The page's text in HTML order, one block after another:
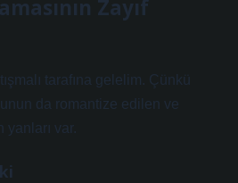
Zayıf
tarafına gelelim. Çünkü
da romantize edilen ve
yanları var.